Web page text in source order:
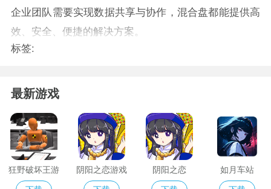
企业团队需要实现数据共享与协作，混合盘都能提供高
效、安全、便捷的解决方案。
标签:
最新游戏
狂野破坏王游
戏
阴阳之恋游戏
阴阳之恋
如月车站